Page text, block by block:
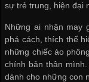
sự trẻ trung, hiện đại
Những ai nhận may
phá cách, thích thể
những chiếc áo
chính bản thân
dành cho những con